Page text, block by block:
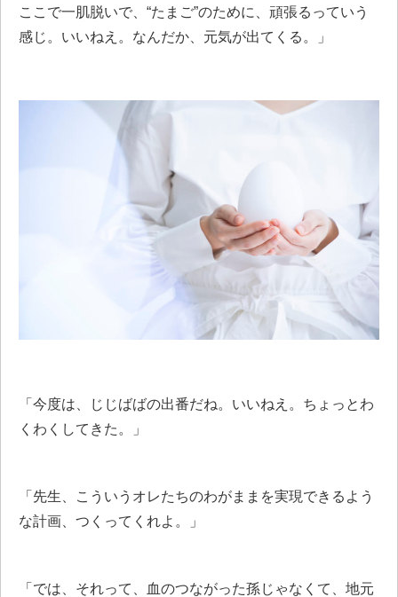
ここで一肌脱いで、“たまご”のために、頑張るっていう
感じ。いいねえ。なんだか、元気が出てくる。」
「今度は、じじばばの出番だね。いいねえ。ちょっとわ
くわくしてきた。」
「先生、こういうオレたちのわがままを実現できるよう
な計画、つくってくれよ。」
「では、それって、血のつながった孫じゃなくて、地元